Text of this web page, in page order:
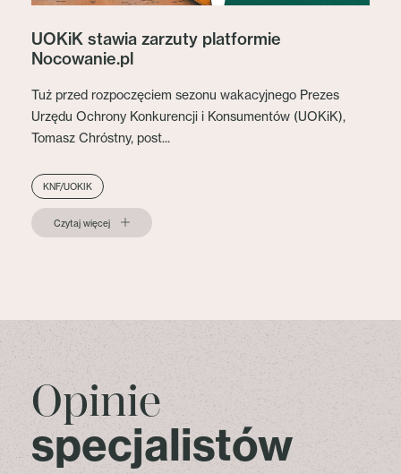
UOKiK stawia zarzuty platformie
Nocowanie.pl
Tuż przed rozpoczęciem sezonu wakacyjnego Prezes
Urzędu Ochrony Konkurencji i Konsumentów (UOKiK),
Tomasz Chróstny, post...
KNF/UOKIK
Czytaj więcej
Opinie
specjalistów